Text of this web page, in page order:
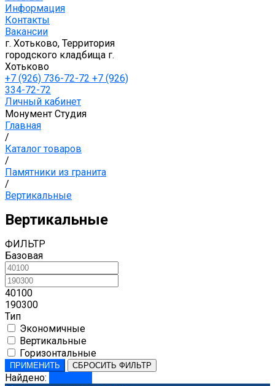
Информация
Контакты
Вакансии
г. Хотьково, Территория
городского кладбища г.
Хотьково
+7 (926) 736-72-72 +7 (926)
334-72-72
Личный кабинет
Монумент Студия
Главная
/
Каталог товаров
/
Памятники из гранита
/
Вертикальные
Вертикальные
ФИЛЬТР
Базовая
40100
190300
Тип
Экономичные
Вертикальные
Горизонтальные
ПРИМЕНИТЬ СБРОСИТЬ ФИЛЬТР
Найдено: